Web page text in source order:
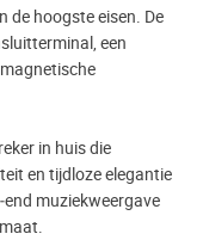
de hoogste eisen. De
een
in huis die
en tijdloze elegantie
muziekweergave